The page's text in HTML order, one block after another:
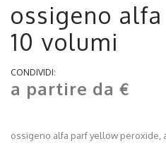
ossigeno
10 volumi
CONDIVIDI:
a partire da €
ossigeno alfa parf yellow peroxide,